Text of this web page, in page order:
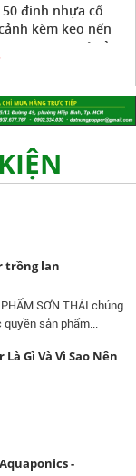
50 đinh nhựa cố
kèm keo nến
xem trong mô tả
Gì Và Vì Sao Nên
-
SƠN THÁI chúng
quyền sản phẩm...
Lê Văn Tám - Cup